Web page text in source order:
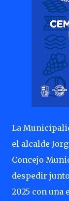
La
el alcalde
Concejo
despedir
2025 con una